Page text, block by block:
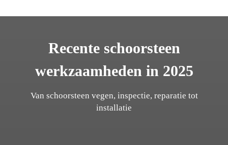
Recente schoorsteen
werkzaamheden in 2025
Van schoorsteen vegen, inspectie, reparatie tot
installatie